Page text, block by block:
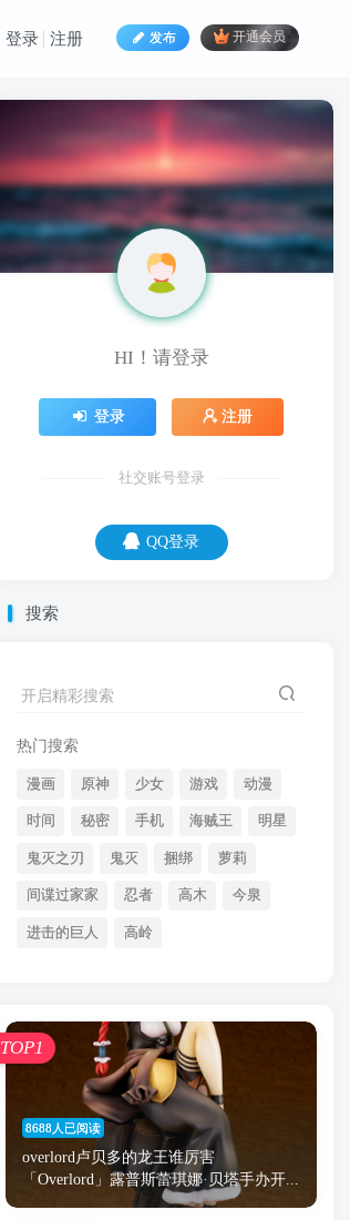
发布 开通会员
登录 注册
HI！请登录
登录 注册
社交账号登录
QQ登录
搜索
开启精彩搜索
热门搜索
漫画 原神 少女 游戏 动漫
时间 秘密 手机 海贼王 明星
鬼灭之刃 鬼灭 捆绑 萝莉
间谍过家家 忍者 高木 今泉
进击的巨人 高岭
8688人已阅读
overlord卢贝多的龙王谁厉害
「Overlord」露普斯蕾琪娜·贝塔手办开...
TOP1
HI！请登录
登录 注册
社交账号登录
QQ登录
累吗？累就对了。舒服是留给有钱人的。
时间 秘密 手机 海贼王
鬼灭 捆绑 萝莉
间谍过家家 忍者 高木
进击的巨人 高岭